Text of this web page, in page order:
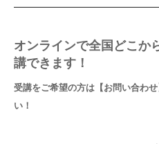
オンラインで全国どこか
講できます！
受講をご希望の方は【お問い合わ
い！